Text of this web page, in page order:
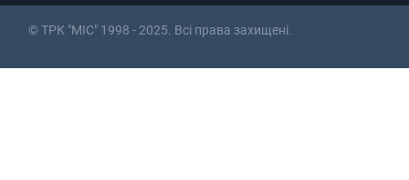
© ТРК "МІС" 1998 - 2025. Всі права захищені.